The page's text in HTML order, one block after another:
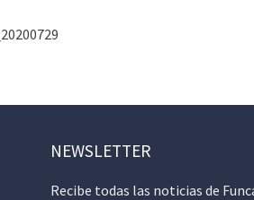
NEWSLETTER
Recibe todas las noticias de